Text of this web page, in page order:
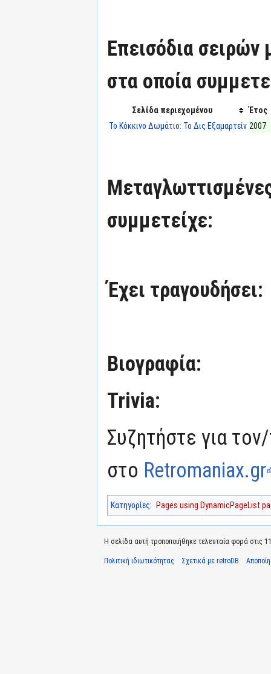
Επεισόδια
στα οποία
Σελίδα περιεχομένου
Έτος
Το Κόκκινο Δωμάτιο: Το Δις Εξαμαρτείν 2007
συμμετείχε:
Έχει τραγουδήσει:
Βιογραφία:
Trivia:
Συζητήστε για
στο Retromaniax.gr
Κατηγορίες: Pages using DynamicPageList
Η σελίδα αυτή τροποποιήθηκε τελευταία φορά στις
Πολιτική ιδιωτικότητας Σχετικά με retroDB